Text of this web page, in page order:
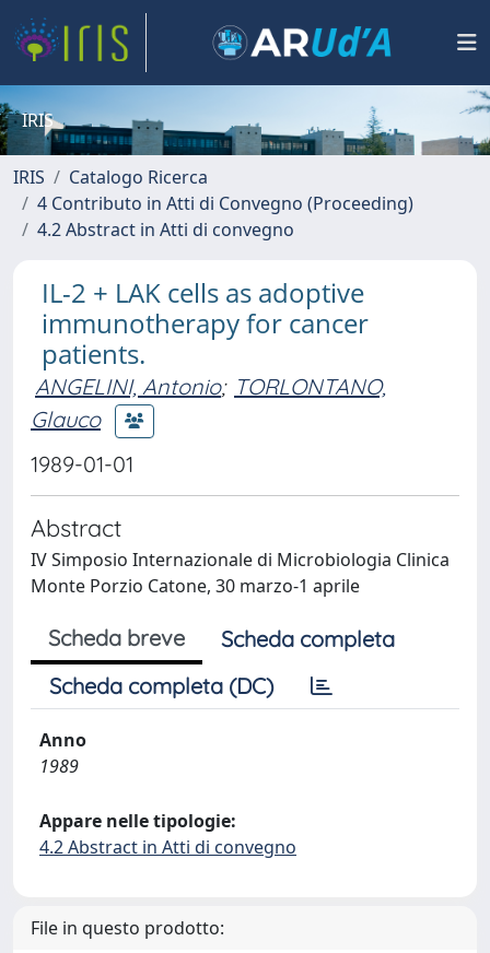
IRIS
IRIS
Catalogo Ricerca
4 Contributo in Atti di Convegno (Proceeding)
4.2 Abstract in Atti di convegno
IL-2 + LAK cells as adoptive
immunotherapy for cancer
patients.
ANGELINI, Antonio; TORLONTANO,
Glauco
1989-01-01
Abstract
IV Simposio Internazionale di Microbiologia Clinica
Monte Porzio Catone, 30 marzo-1 aprile
Scheda breve
Scheda completa
Scheda completa (DC)
Anno
1989
Appare nelle tipologie:
4.2 Abstract in Atti di convegno
File in questo prodotto: